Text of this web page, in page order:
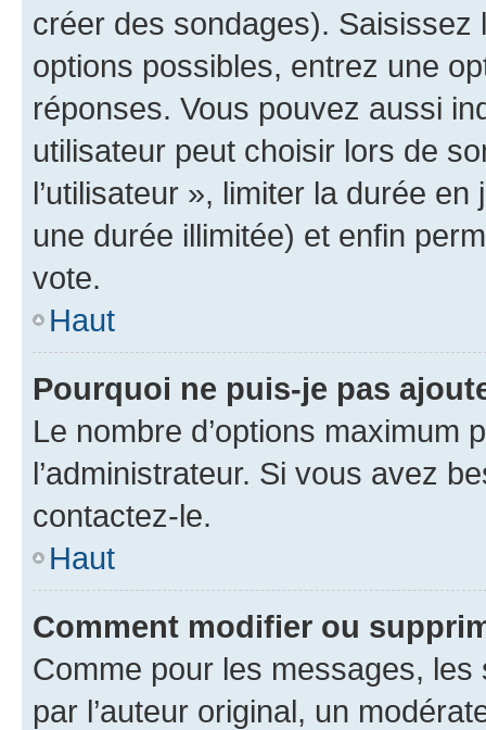
créer des sondages).
options possibles, entrez une
réponses. Vous pouvez aussi
utilisateur peut choisir lors de
l’utilisateur », limiter la durée
une durée illimitée) et enfin
vote.
Haut
Pourquoi ne puis-je pas
Le nombre d’options maximum
l’administrateur. Si vous avez
contactez-le.
Haut
Comment modifier ou
Comme pour les messages,
par l’auteur original, un